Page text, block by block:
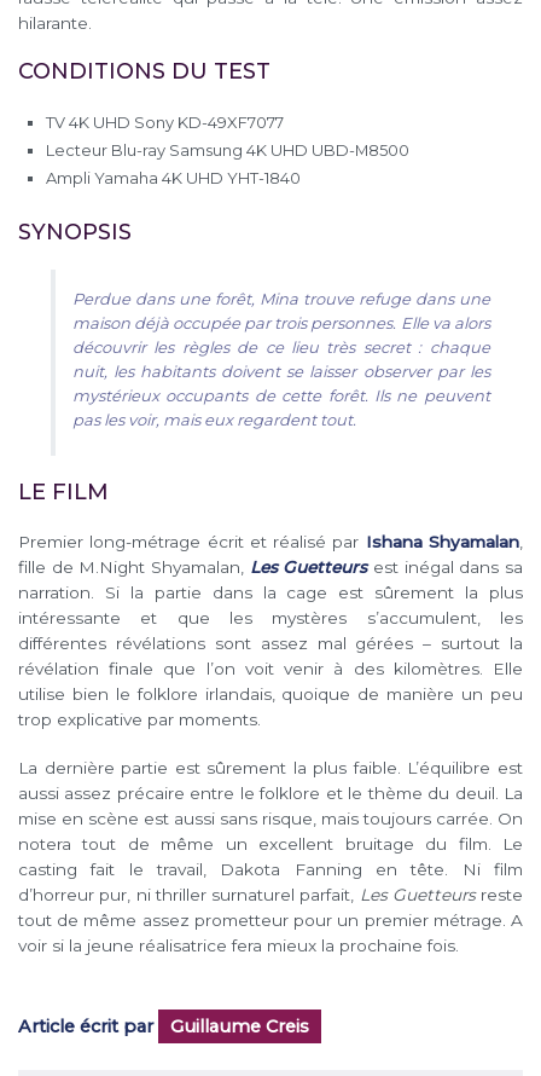
hilarante.
CONDITIONS DU TEST
TV 4K UHD Sony KD-49XF7077
Lecteur Blu-ray Samsung 4K UHD UBD-M8500
Ampli Yamaha 4K UHD YHT-1840
SYNOPSIS
Perdue dans une forêt, Mina trouve refuge dans une
maison déjà occupée par trois personnes. Elle va alors
découvrir les règles de ce lieu très secret : chaque
nuit, les habitants doivent se laisser observer par les
mystérieux occupants de cette forêt. Ils ne peuvent
pas les voir, mais eux regardent tout.
LE FILM
Premier long-métrage écrit et réalisé par Ishana Shyamalan,
fille de M.Night Shyamalan, Les Guetteursest inégal dans sa
narration. Si la partie dans la cage est sûrement la plus
intéressante et que les mystères s’accumulent, les
différentes révélations sont assez mal gérées – surtout la
révélation finale que l’on voit venir à des kilomètres. Elle
utilise bien le folklore irlandais, quoique de manière un peu
trop explicative par moments.
La dernière partie est sûrement la plus faible. L’équilibre est
aussi assez précaire entre le folklore et le thème du deuil. La
mise en scène est aussi sans risque, mais toujours carrée. On
notera tout de même un excellent bruitage du film. Le
casting fait le travail, Dakota Fanning en tête. Ni film
d’horreur pur, ni thriller surnaturel parfait, Les Guetteursreste
tout de même assez prometteur pour un premier métrage. A
voir si la jeune réalisatrice fera mieux la prochaine fois.
Article écrit par Guillaume Creis